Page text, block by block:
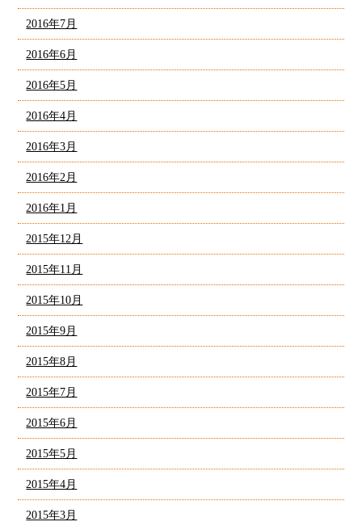
2016年7月
2016年6月
2016年5月
2016年4月
2016年3月
2016年2月
2016年1月
2015年12月
2015年11月
2015年10月
2015年9月
2015年8月
2015年7月
2015年6月
2015年5月
2015年4月
2015年3月